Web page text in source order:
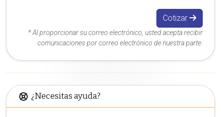
Cotizar
* Al proporcionar su correo electrónico, usted acepta recibir
comunicaciones por correo electrónico de nuestra parte.
¿Necesitas ayuda?